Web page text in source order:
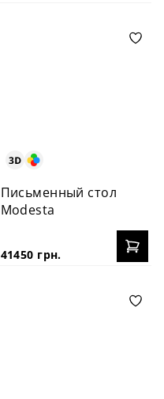
Письменный стол
Modesta
41450 грн.